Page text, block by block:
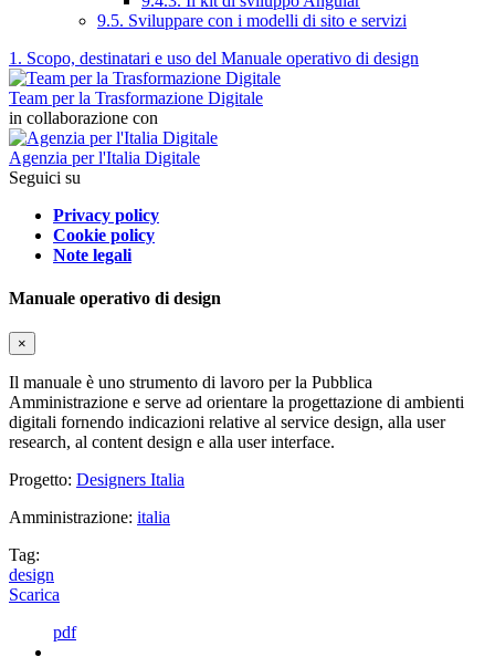
9.5. Sviluppare con i modelli di sito e servizi
1. Scopo, destinatari e uso del Manuale operativo di design
Team per la Trasformazione Digitale
in collaborazione con
Agenzia per l'Italia Digitale
Seguici su
Privacy policy
Cookie policy
Note legali
Manuale operativo di design
×
Il manuale è uno strumento di lavoro per la Pubblica
Amministrazione e serve ad orientare la progettazione di ambienti
digitali fornendo indicazioni relative al service design, alla user
research, al content design e alla user interface.
Progetto: Designers Italia
Amministrazione: italia
Tag:
design
Scarica
pdf